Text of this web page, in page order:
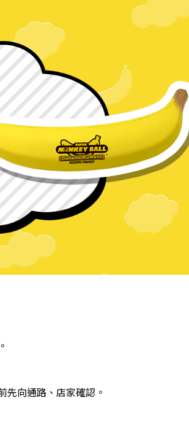
先向通路、店家確認。